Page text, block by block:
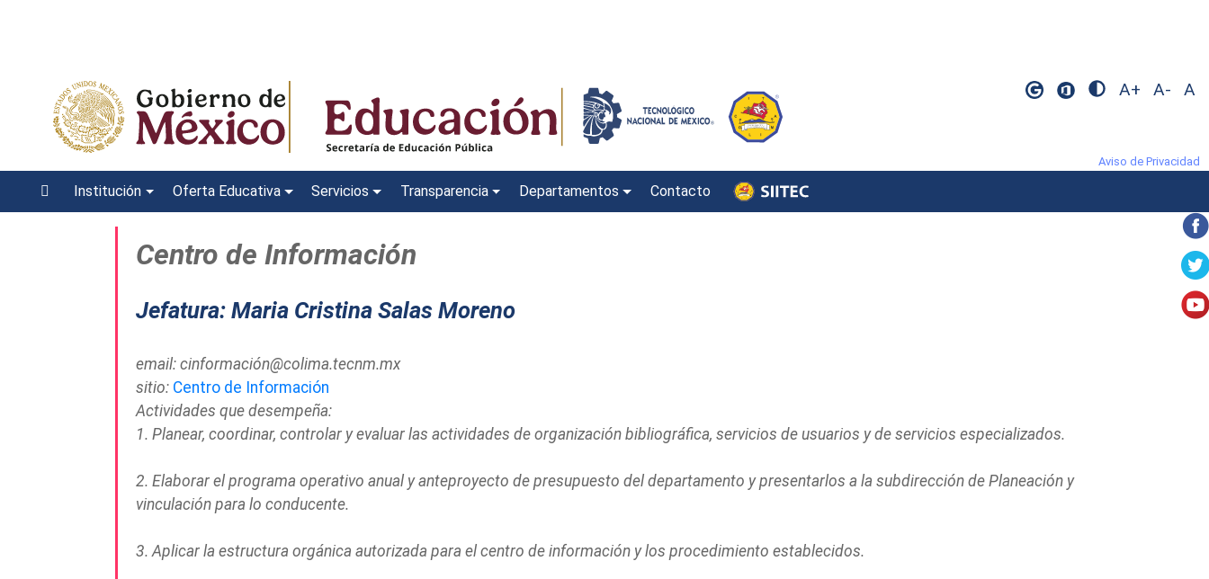
A+ A- A
Aviso de Privacidad
Institución Oferta Educativa Servicios Transparencia Departamentos Contacto
Centro de Información
Jefatura: Maria Cristina Salas Moreno
email: cinformación@colima.tecnm.mx
sitio: Centro de Información
Actividades que desempeña:
1. Planear, coordinar, controlar y evaluar las actividades de organización bibliográfica, servicios de usuarios y de servicios especializados.
2. Elaborar el programa operativo anual y anteproyecto de presupuesto del departamento y presentarlos a la subdirección de Planeación y
vinculación para lo conducente.
3. Aplicar la estructura orgánica autorizada para el centro de información y los procedimiento establecidos.